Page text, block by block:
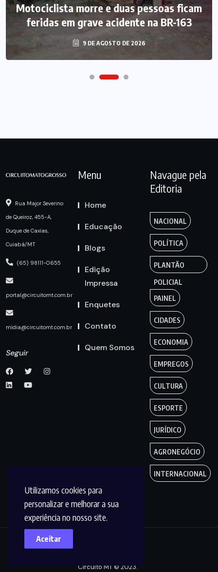
Utilizamos cookies para
personalizar e melhorar a sua
experiência no nosso site.
Aceitar
Motociclista morre e duas pessoas ficam
feridas em grave acidente na BR-163
9 DE AGOSTO DE 2026
Rua Major Severino
de Queiroz, 455-A,
Duque de Caxias,
Cuiabá/MT
(65) 98111-0655
portal@circuitomt.com.br
midia@circuitomt.com.br
Seguir
Menu
Home
Educação
Blogs
Edição
Impressa
Enquetes
Contato
Quem Somos
Navague pela
Editoria
NACIONAL
POLÍTICA
PLANTÃO
POLICIAL
PAINEL
CIDADES
ECONOMIA
EMPREGOS
CULTURA
ESPORTE
JURÍDICO
AGRONEGÓCIO
INTERNACIONAL
Circuito MT © 2023.